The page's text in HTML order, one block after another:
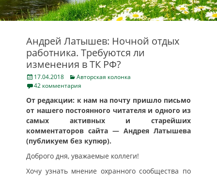
Андрей Латышев: Ночной отдых
работника. Требуются ли
изменения в ТК РФ?
Posted
on
17.04.2018 Categories
Авторская колонка
42 комментария
От редакции: к нам на почту пришло письмо
от нашего постоянного читателя и одного из
самых активных и старейших
комментаторов сайта — Андрея Латышева
(публикуем без купюр).
Доброго дня, уважаемые коллеги!
Хочу узнать мнение охранного сообщества по